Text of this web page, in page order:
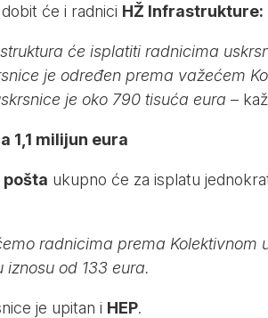
će i radnici HŽ Infrastrukture:
će isplatiti radnicima
je određen prema važećem
je oko 790 tisuća eura –
1,1 milijun eura
ukupno će za isplatu
radnicima prema Kolektivnom
iznosu od 133 eura.
je upitan i HEP.